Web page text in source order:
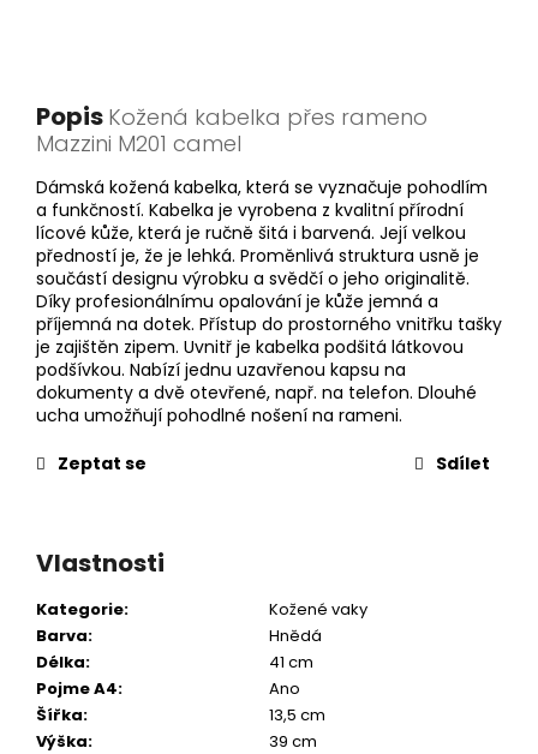
Popis Kožená kabelka přes rameno
Mazzini M201 camel
Dámská kožená kabelka, která se vyznačuje pohodlím
a funkčností. Kabelka je vyrobena z kvalitní přírodní
lícové kůže, která je ručně šitá i barvená. Její velkou
předností je, že je lehká. Proměnlivá struktura usně je
součástí designu výrobku a svědčí o jeho originalitě.
Díky profesionálnímu opalování je kůže jemná a
příjemná na dotek. Přístup do prostorného vnitřku tašky
je zajištěn zipem. Uvnitř je kabelka podšitá látkovou
podšívkou. Nabízí jednu uzavřenou kapsu na
dokumenty a dvě otevřené, např. na telefon. Dlouhé
ucha umožňují pohodlné nošení na rameni.
Zeptat se
Sdílet
Vlastnosti
Kategorie:
Kožené vaky
Barva:
Hnědá
Délka:
41 cm
Pojme A4:
Ano
Šířka:
13,5 cm
Výška:
39 cm